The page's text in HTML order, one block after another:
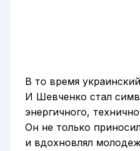
В то время
И Шевченко стал
энергичного,
Он не только
и вдохновлял